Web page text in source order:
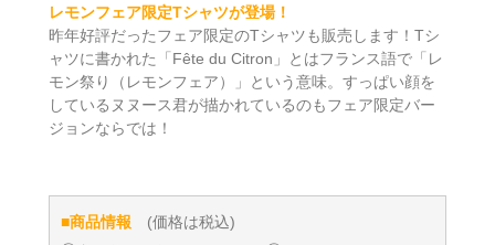
レモンフェア限定Tシャツが登場！
昨年好評だったフェア限定のTシャツも販売します！Tシ
ャツに書かれた「Fête du Citron」とはフランス語で「レ
モン祭り（レモンフェア）」という意味。すっぱい顔を
しているヌヌース君が描かれているのもフェア限定バー
ジョンならでは！
■商品情報 (価格は税込)